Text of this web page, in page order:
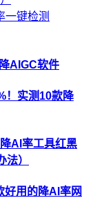
一键检测
AIGC软件
！实测10款降
AI率工具红黑
）
好用的降AI率网